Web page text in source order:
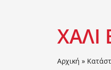
ΧΑΛΙ
Αρχική »